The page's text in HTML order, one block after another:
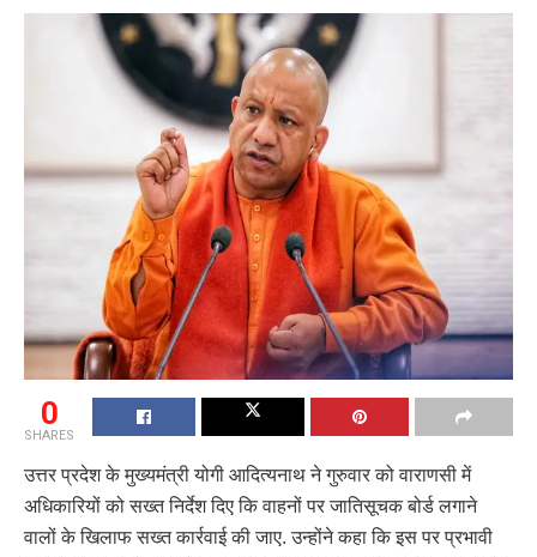
0
SHARES
उत्तर प्रदेश के मुख्यमंत्री योगी आदित्यनाथ ने गुरुवार को वाराणसी में
अधिकारियों को सख्त निर्देश दिए कि वाहनों पर जातिसूचक बोर्ड लगाने
वालों के खिलाफ सख्त कार्रवाई की जाए. उन्होंने कहा कि इस पर प्रभावी